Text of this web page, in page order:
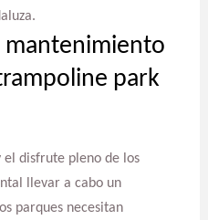
mantenimiento
park
el disfrute pleno de los
llevar a cabo un
parques necesitan